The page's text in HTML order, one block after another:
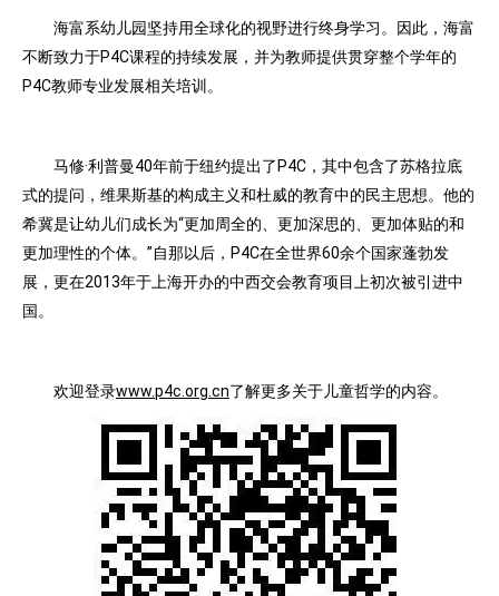
海富系幼儿园坚持用全球化的视野进行终身学习。因此，海富
不断致力于P4C课程的持续发展，并为教师提供贯穿整个学年的
P4C教师专业发展相关培训。
马修·利普曼40年前于纽约提出了P4C，其中包含了苏格拉底
式的提问，维果斯基的构成主义和杜威的教育中的民主思想。他的
希冀是让幼儿们成长为“更加周全的、更加深思的、更加体贴的和
更加理性的个体。”自那以后，P4C在全世界60余个国家蓬勃发
展，更在2013年于上海开办的中西交会教育项目上初次被引进中
国。
欢迎登录www.p4c.org.cn了解更多关于儿童哲学的内容。